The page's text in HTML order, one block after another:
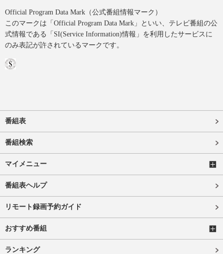
Official Program Data Mark（公式番組情報マーク）
このマークは「Official Program Data Mark」といい、テレビ番組の公
式情報である「SI(Service Information)情報」を利用したサービスに
のみ表記が許されているマークです。
番組表
番組検索
マイメニュー
番組表ヘルプ
リモート録画予約ガイド
おすすめ番組
ランキング